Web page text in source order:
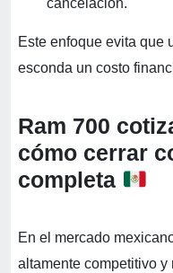
cancelación.
Este enfoque evita que
esconda un costo
Ram 700
cómo cerrar
completa
En el mercado
altamente competitivo